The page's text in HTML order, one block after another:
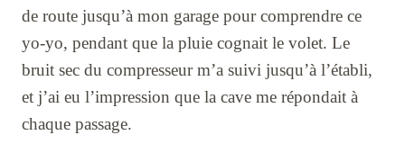
de route jusqu’à mon garage pour comprendre ce
yo-yo, pendant que la pluie cognait le volet. Le
bruit sec du compresseur m’a suivi jusqu’à l’établi,
et j’ai eu l’impression que la cave me répondait à
chaque passage.